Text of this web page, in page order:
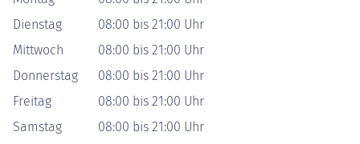
Dienstag
08:00 bis 21:00 Uhr
Mittwoch
08:00 bis 21:00 Uhr
Donnerstag
08:00 bis 21:00 Uhr
Freitag
08:00 bis 21:00 Uhr
Samstag
08:00 bis 21:00 Uhr